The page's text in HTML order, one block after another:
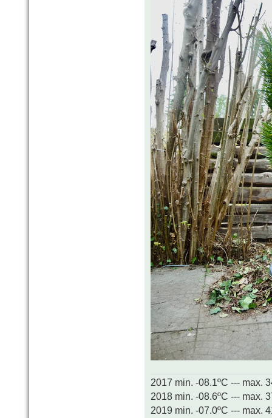
2017 min. -08.1ºC --- max.
2018 min. -08.6ºC --- max.
2019 min. -07.0ºC --- max.